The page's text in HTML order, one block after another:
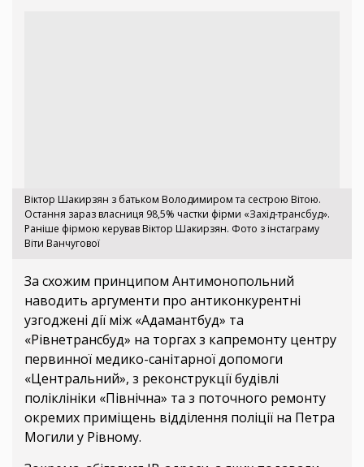
Віктор Шакирзян з батьком Володимиром та сестрою Вітою.
Остання зараз власниця 98,5% частки фірми «Захід-трансбуд».
Раніше фірмою керував Віктор Шакирзян. Фото з інстаграму
Віти Ванчугової
За схожим принципом Антимонопольний
наводить аргументи про антиконкурентні
узгоджені дії між «Адамантбуд» та
«Рівнетрансбуд» на торгах з капремонту центру
первинної медико-санітарної допомоги
«Центральний», з реконструкції будівлі
поліклініки «Північна» та з поточного ремонту
окремих приміщень відділення поліції на Петра
Могили у Рівному.